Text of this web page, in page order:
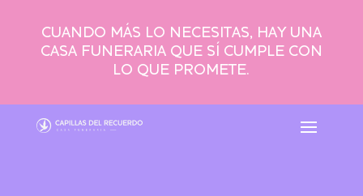
CUANDO MÁS LO NECESITAS, HAY UNA
CASA FUNERARIA QUE SÍ CUMPLE CON
LO QUE PROMETE.